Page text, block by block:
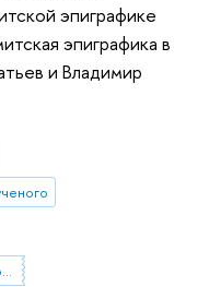
эпиграфике
эпиграфика в
и Владимир
Научно-учебная группа «Семитская эпиграфика в цифровую эпоху»